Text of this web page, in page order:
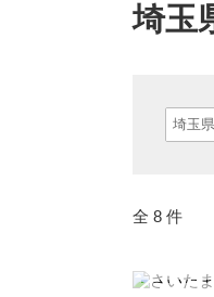
埼玉
全 8 件